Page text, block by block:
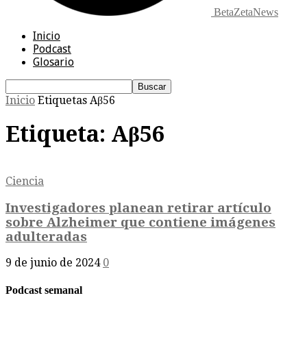
BetaZetaNews
Inicio
Podcast
Glosario
Inicio Etiquetas Aβ56
Etiqueta: Aβ56
Ciencia
Investigadores planean retirar artículo
sobre Alzheimer que contiene imágenes
adulteradas
9 de junio de 2024 0
Podcast semanal